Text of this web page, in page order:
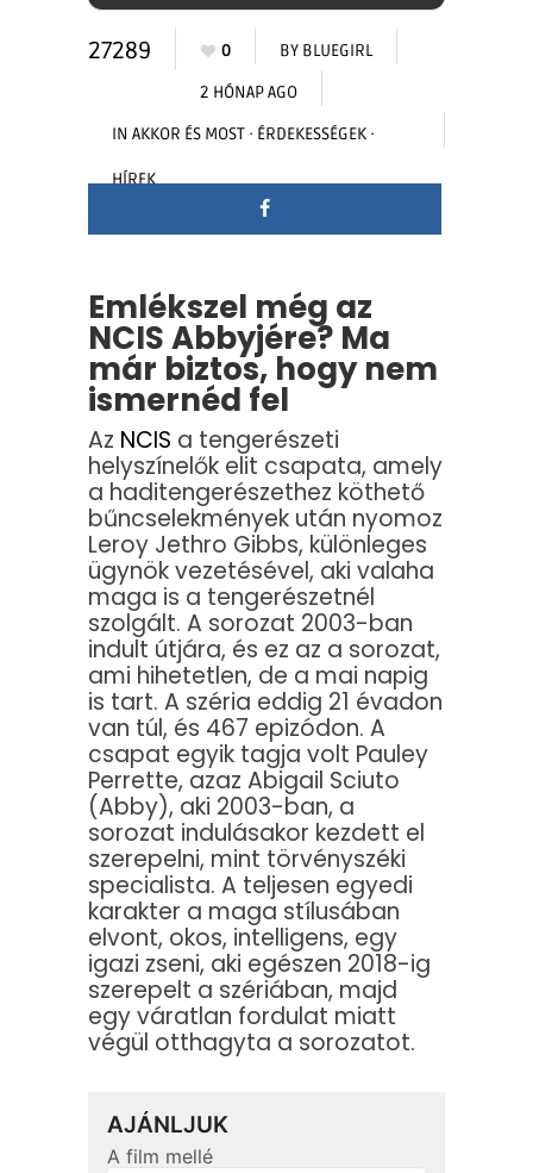
27289 0 BY BLUEGIRL
2 HÓNAP AGO
IN AKKOR ÉS MOST · ÉRDEKESSÉGEK ·
HÍREK
Emlékszel még az
NCIS Abbyjére? Ma
már biztos, hogy nem
ismernéd fel
Az NCIS a tengerészeti
helyszínelők elit csapata, amely
a haditengerészethez köthető
bűncselekmények után nyomoz
Leroy Jethro Gibbs, különleges
ügynök vezetésével, aki valaha
maga is a tengerészetnél
szolgált. A sorozat 2003-ban
indult útjára, és ez az a sorozat,
ami hihetetlen, de a mai napig
is tart. A széria eddig 21 évadon
van túl, és 467 epizódon. A
csapat egyik tagja volt Pauley
Perrette, azaz Abigail Sciuto
(Abby), aki 2003-ban, a
sorozat indulásakor kezdett el
szerepelni, mint törvényszéki
specialista. A teljesen egyedi
karakter a maga stílusában
elvont, okos, intelligens, egy
igazi zseni, aki egészen 2018-ig
szerepelt a szériában, majd
egy váratlan fordulat miatt
végül otthagyta a sorozatot.